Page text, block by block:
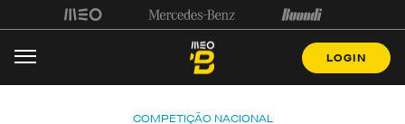
LOGIN
COMPETIÇÃO NACIONAL